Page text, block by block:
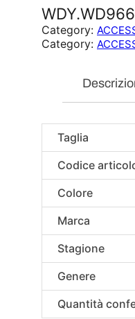
Category:
Category:
Taglia
Codice
Colore
Marca
Stagione
Genere
Quantità